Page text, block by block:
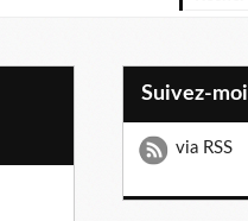
Suivez-moi
via RSS